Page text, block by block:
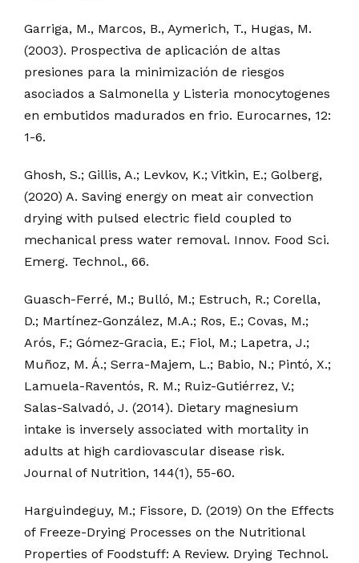
Garriga, M., Marcos, B., Aymerich, T., Hugas, M.
(2003). Prospectiva de aplicación de altas
presiones para la minimización de riesgos
asociados a Salmonella y Listeria monocytogenes
en embutidos madurados en frio. Eurocarnes, 12:
1-6.
Ghosh, S.; Gillis, A.; Levkov, K.; Vitkin, E.; Golberg,
(2020) A. Saving energy on meat air convection
drying with pulsed electric field coupled to
mechanical press water removal. Innov. Food Sci.
Emerg. Technol., 66.
Guasch-Ferré, M.; Bulló, M.; Estruch, R.; Corella,
D.; Martínez-González, M.A.; Ros, E.; Covas, M.;
Arós, F.; Gómez-Gracia, E.; Fiol, M.; Lapetra, J.;
Muñoz, M. Á.; Serra-Majem, L.; Babio, N.; Pintó, X.;
Lamuela-Raventós, R. M.; Ruiz-Gutiérrez, V.;
Salas-Salvadó, J. (2014). Dietary magnesium
intake is inversely associated with mortality in
adults at high cardiovascular disease risk.
Journal of Nutrition, 144(1), 55-60.
Harguindeguy, M.; Fissore, D. (2019) On the Effects
of Freeze-Drying Processes on the Nutritional
Properties of Foodstuff: A Review. Drying Technol.